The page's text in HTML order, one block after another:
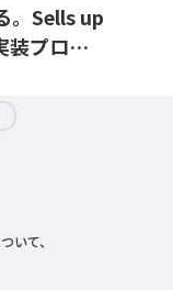
。Sells up
装プロセ
いて、